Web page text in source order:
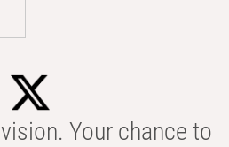
Your chance to